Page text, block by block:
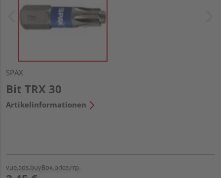
SPAX
Bit TRX 30
Artikelinformationen
vue.ads.buyBox.price.rrp